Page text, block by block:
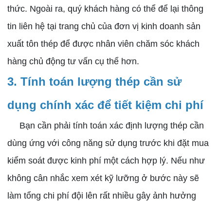
thức. Ngoài ra, quý khách hàng có thể để lại thông
tin liên hệ tại trang chủ của đơn vị kinh doanh sản
xuất tôn thép để được nhân viên chăm sóc khách
hàng chủ động tư vấn cụ thể hơn.
3. Tính toán lượng thép cần sử
dụng chính xác để tiết kiệm chi phí
Bạn cần phải tính toán xác định lượng thép cần
dùng ứng với công năng sử dụng trước khi đặt mua
kiểm soát được kinh phí một cách hợp lý. Nếu như
không cân nhắc xem xét kỹ lưỡng ở bước này sẽ
làm tổng chi phí đội lên rất nhiều gây ảnh hưởng